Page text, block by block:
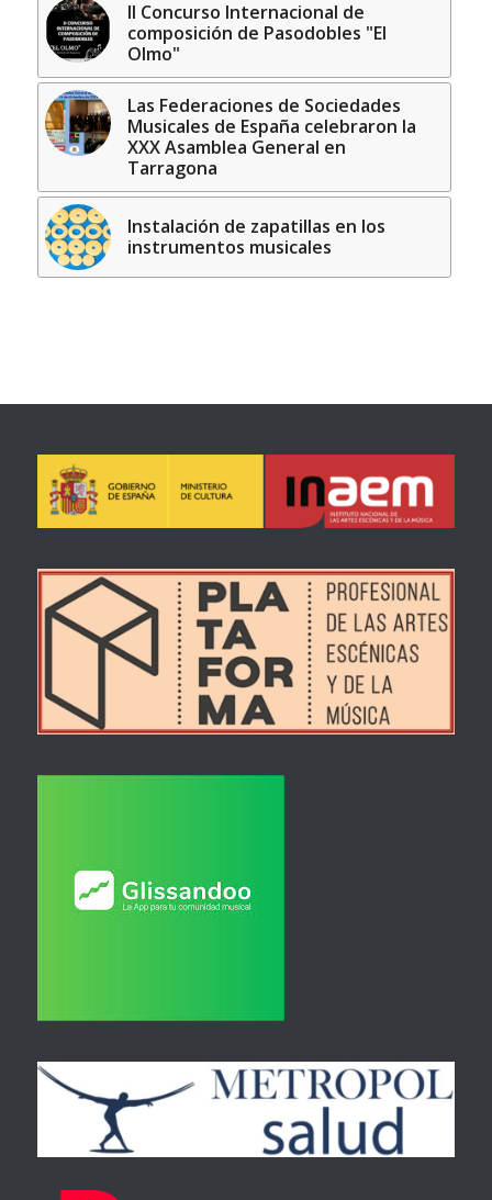
II Concurso Internacional de
composición de Pasodobles "El
Olmo"
Las Federaciones de Sociedades
Musicales de España celebraron la
XXX Asamblea General en
Tarragona
Instalación de zapatillas en los
instrumentos musicales